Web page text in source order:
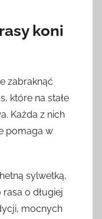
koni
zabraknąć
które na stałe
Każda z nich
pomaga w
sylwetką,
o długiej
mocnych